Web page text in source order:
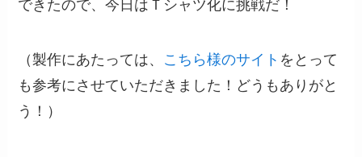
できたので、今日はＴシャツ化に挑戦だ！
（製作にあたっては、 こちら様のサイト をとって
も参考にさせていただきました！どうもありがと
う！）